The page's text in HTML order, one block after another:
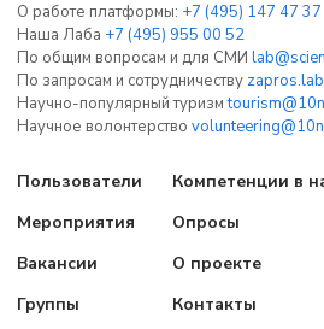
Пользователи
Мероприятия
Вакансии
Группы
Компетенции в
Опросы
О проекте
Контакты
О работе платформы: +7 (495) 147 47 37
Наша Лаба +7 (495) 955 00 52
По общим вопросам и для СМИ
По запросам и сотрудничеству
Научно-популярный туризм
Научное волонтерство